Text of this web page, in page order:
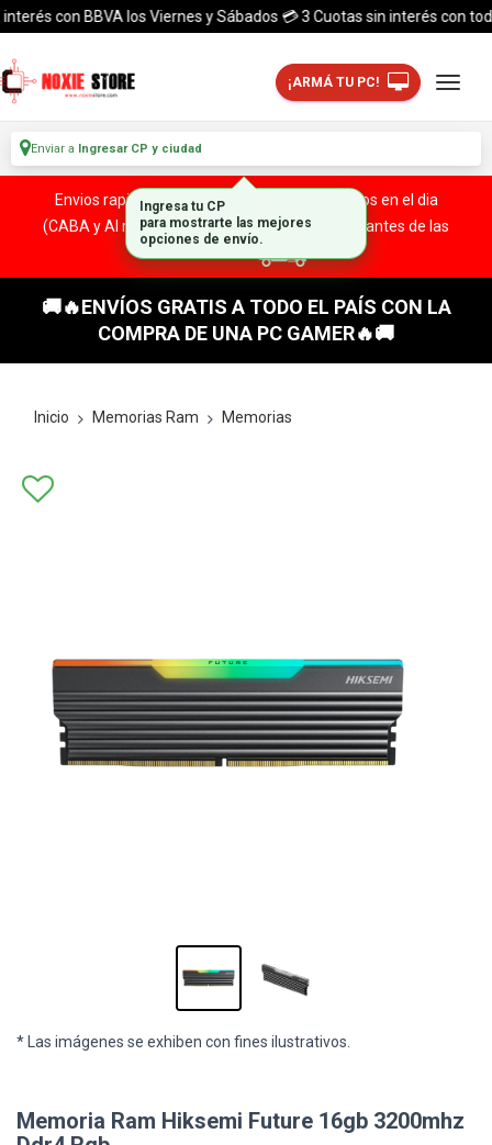
con BBVA los Viernes y Sábados 💳 3 Cuotas sin interés con
¡ARMÁ TU PC!
Enviar a Ingresar CP y ciudad
Envios rapidos y seguros a todo el pais. ¡ Envios en el dia
(CABA y Al rededores) Acreditando tu compra antes de las
🚚🔥ENVÍOS GRATIS A TODO EL PAÍS CON LA
COMPRA DE UNA PC GAMER🔥🚚
Inicio Memorias Ram Memorias
* Las imágenes se exhiben con fines ilustrativos.
Memoria Ram Hiksemi Future 16gb 3200mhz
Ingresa tu CP
para mostrarte las mejores
opciones de envío.